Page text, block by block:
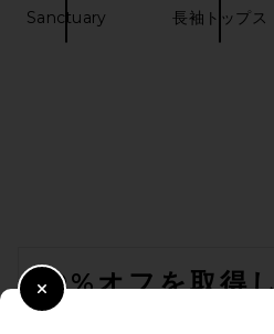
Sanctuary 長袖トップス
10%オフを取得
Close Modal